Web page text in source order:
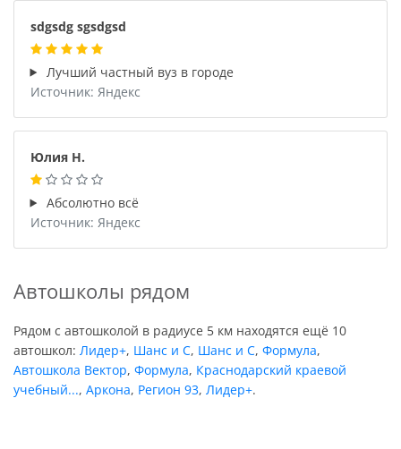
sdgsdg sgsdgsd
Лучший частный вуз в городе
Источник: Яндекс
Юлия Н.
Абсолютно всё
Источник: Яндекс
Автошколы рядом
Рядом с автошколой в радиусе 5 км находятся ещё 10
автошкол: Лидер+, Шанс и С, Шанс и С, Формула,
Автошкола Вектор, Формула, Краснодарский краевой
учебный..., Аркона, Регион 93, Лидер+.